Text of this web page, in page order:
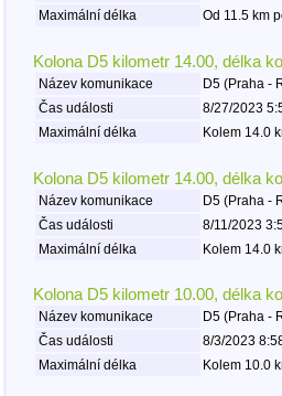
Maximální délka
Od 11.5 km
Kolona D5 kilometr 14.00, délka
Název komunikace
D5 (Praha -
Čas události
8/27/2023
Maximální délka
Kolem 14.0
Kolona D5 kilometr 14.00, délka
Název komunikace
D5 (Praha -
Čas události
8/11/2023
Maximální délka
Kolem 14.0
Kolona D5 kilometr 10.00, délka
Název komunikace
D5 (Praha -
Čas události
8/3/2023
Maximální délka
Kolem 10.0